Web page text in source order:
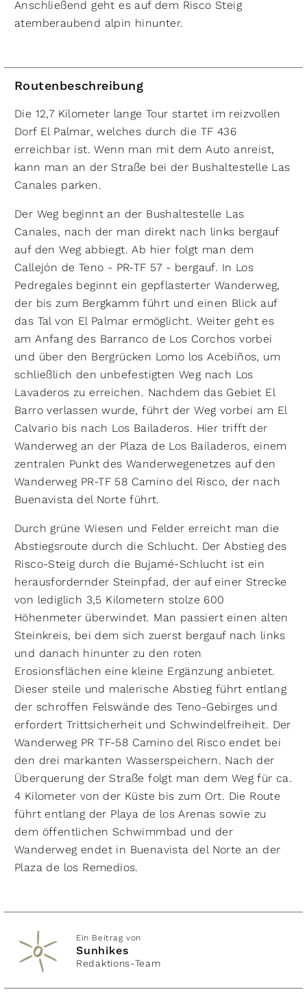
Anschließend geht es auf dem Risco Steig
atemberaubend alpin hinunter.
Routenbeschreibung
Die 12,7 Kilometer lange Tour startet im reizvollen
Dorf El Palmar, welches durch die TF 436
erreichbar ist. Wenn man mit dem Auto anreist,
kann man an der Straße bei der Bushaltestelle Las
Canales parken.
Der Weg beginnt an der Bushaltestelle Las
Canales, nach der man direkt nach links bergauf
auf den Weg abbiegt. Ab hier folgt man dem
Callejón de Teno - PR-TF 57 - bergauf. In Los
Pedregales beginnt ein gepflasterter Wanderweg,
der bis zum Bergkamm führt und einen Blick auf
das Tal von El Palmar ermöglicht. Weiter geht es
am Anfang des Barranco de Los Corchos vorbei
und über den Bergrücken Lomo los Acebiños, um
schließlich den unbefestigten Weg nach Los
Lavaderos zu erreichen. Nachdem das Gebiet El
Barro verlassen wurde, führt der Weg vorbei am El
Calvario bis nach Los Bailaderos. Hier trifft der
Wanderweg an der Plaza de Los Bailaderos, einem
zentralen Punkt des Wanderwegenetzes auf den
Wanderweg PR-TF 58 Camino del Risco, der nach
Buenavista del Norte führt.
Durch grüne Wiesen und Felder erreicht man die
Abstiegsroute durch die Schlucht. Der Abstieg des
Risco-Steig durch die Bujamé-Schlucht ist ein
herausfordernder Steinpfad, der auf einer Strecke
von lediglich 3,5 Kilometern stolze 600
Höhenmeter überwindet. Man passiert einen alten
Steinkreis, bei dem sich zuerst bergauf nach links
und danach hinunter zu den roten
Erosionsflächen eine kleine Ergänzung anbietet.
Dieser steile und malerische Abstieg führt entlang
der schroffen Felswände des Teno-Gebirges und
erfordert Trittsicherheit und Schwindelfreiheit. Der
Wanderweg PR TF-58 Camino del Risco endet bei
den drei markanten Wasserspeichern. Nach der
Überquerung der Straße folgt man dem Weg für ca.
4 Kilometer von der Küste bis zum Ort. Die Route
führt entlang der Playa de los Arenas sowie zu
dem öffentlichen Schwimmbad und der
Wanderweg endet in Buenavista del Norte an der
Plaza de los Remedios.
Ein Beitrag von
Sunhikes
Redaktions-Team